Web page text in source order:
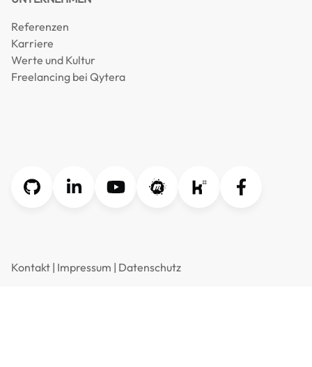
Referenzen
Karriere
Werte und Kultur
Freelancing bei Qytera
Kontakt | Impressum | Datenschutz